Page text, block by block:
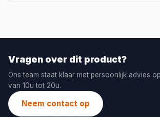
Vragen over dit product?
Ons team staat klaar met persoonlijk advies
van 10u tot 20u.
Neem contact op